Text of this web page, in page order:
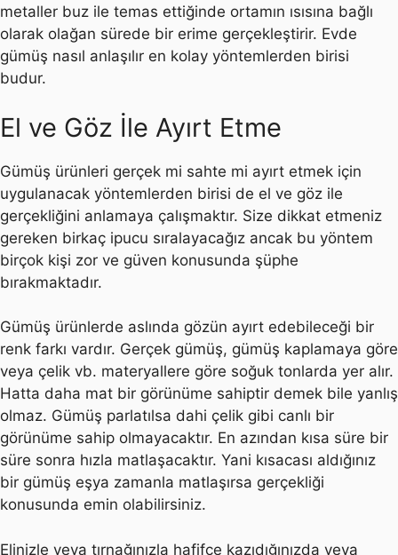
metaller buz ile temas ettiğinde ortamın ısısına bağlı
olarak olağan sürede bir erime gerçekleştirir. Evde
gümüş nasıl anlaşılır en kolay yöntemlerden birisi
budur.
El ve Göz İle Ayırt Etme
Gümüş ürünleri gerçek mi sahte mi ayırt etmek için
uygulanacak yöntemlerden birisi de el ve göz ile
gerçekliğini anlamaya çalışmaktır. Size dikkat etmeniz
gereken birkaç ipucu sıralayacağız ancak bu yöntem
birçok kişi zor ve güven konusunda şüphe
bırakmaktadır.
Gümüş ürünlerde aslında gözün ayırt edebileceği bir
renk farkı vardır. Gerçek gümüş, gümüş kaplamaya göre
veya çelik vb. materyallere göre soğuk tonlarda yer alır.
Hatta daha mat bir görünüme sahiptir demek bile yanlış
olmaz. Gümüş parlatılsa dahi çelik gibi canlı bir
görünüme sahip olmayacaktır. En azından kısa süre bir
süre sonra hızla matlaşacaktır. Yani kısacası aldığınız
bir gümüş eşya zamanla matlaşırsa gerçekliği
konusunda emin olabilirsiniz.
Elinizle veya tırnağınızla hafifçe kazıdığınızda veya